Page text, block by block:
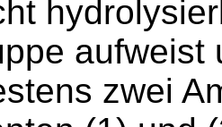
aufweist
zwei